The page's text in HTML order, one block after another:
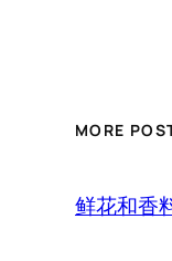
MORE
鲜花和香